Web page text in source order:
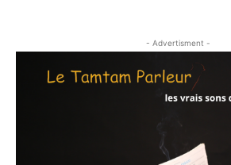
- Advertisment -